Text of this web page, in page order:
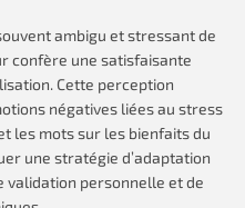
ambigu et stressant de
confère une satisfaisante
Cette perception
négatives liées au stress
les mots sur les bienfaits du
une stratégie d’adaptation
validation personnelle et de